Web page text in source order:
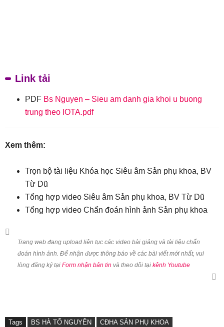
Link tải
PDF Bs Nguyen – Sieu am danh gia khoi u buong
trung theo IOTA.pdf
Xem thêm:
Trọn bộ tài liệu Khóa học Siêu âm Sản phụ khoa, BV
Từ Dũ
Tổng hợp video Siêu âm Sản phụ khoa, BV Từ Dũ
Tổng hợp video Chẩn đoán hình ảnh Sản phụ khoa
Trang web đang upload liên tục các video bài giảng và tài liệu chẩn
đoán hình ảnh. Để nhận được thông báo về các bài viết mới nhất, vui
lòng đăng ký tại Form nhận bản tin và theo dõi tại kênh Youtube
Tags BS HÀ TỐ NGUYÊN
CĐHA SẢN PHỤ KHOA